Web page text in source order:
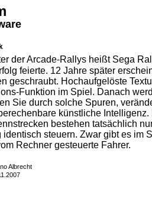
der Arcade-Rallys heißt Sega
feierte. 12 Jahre später
geschraubt. Hochaufgelöste
Funktion im Spiel. Danach
Sie durch solche Spuren,
künstliche
bestehen tatsächlich
identisch steuern. Zwar gibt es im
Rechner gesteuerte Fahrer.
Albrecht